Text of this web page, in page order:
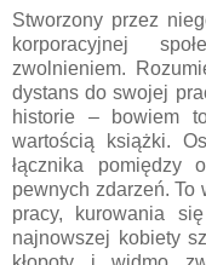
Stworzony przez
korporacyjnej
zwolnieniem.
dystans do swojej
historie – bowiem
wartością książki.
łącznika pomiędzy
pewnych zdarzeń. To
pracy, kurowania
najnowszej kobiety